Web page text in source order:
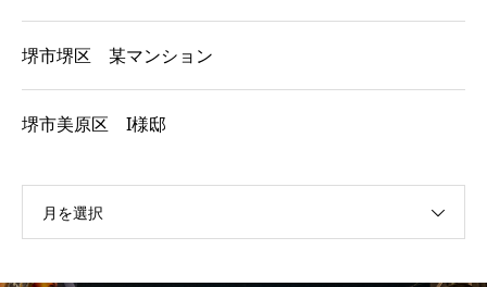
堺市堺区 某マンション
堺市美原区 I様邸
月を選択